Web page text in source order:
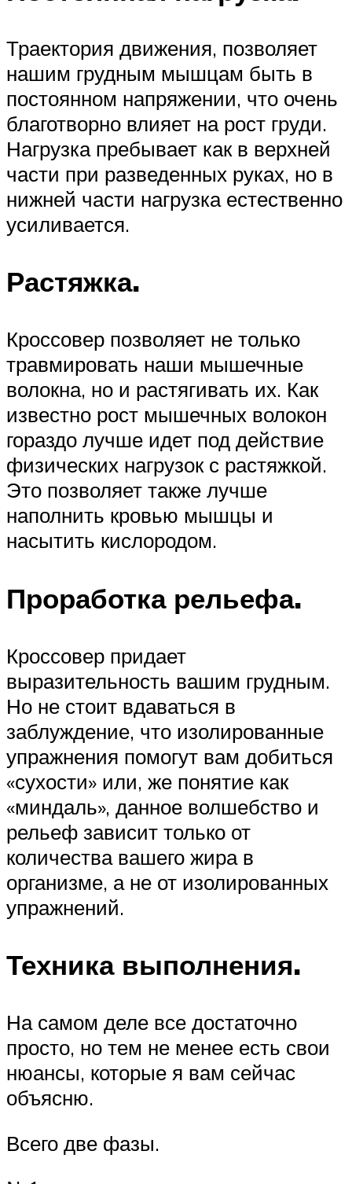
Траектория движения, позволяет
нашим грудным мышцам быть в
постоянном напряжении, что очень
благотворно влияет на рост груди.
Нагрузка пребывает как в верхней
части при разведенных руках, но в
нижней части нагрузка естественно
усиливается.
Растяжка.
Кроссовер позволяет не только
травмировать наши мышечные
волокна, но и растягивать их. Как
известно рост мышечных волокон
гораздо лучше идет под действие
физических нагрузок с растяжкой.
Это позволяет также лучше
наполнить кровью мышцы и
насытить кислородом.
Проработка рельефа.
Кроссовер придает
выразительность вашим грудным.
Но не стоит вдаваться в
заблуждение, что изолированные
упражнения помогут вам добиться
«сухости» или, же понятие как
«миндаль», данное волшебство и
рельеф зависит только от
количества вашего жира в
организме, а не от изолированных
упражнений.
Техника выполнения.
На самом деле все достаточно
просто, но тем не менее есть свои
нюансы, которые я вам сейчас
объясню.
Всего две фазы.